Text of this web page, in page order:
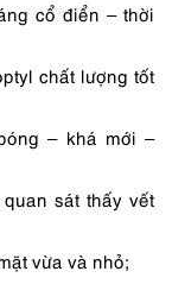
cổ điển – thời
chất lượng tốt
– khá mới –
sát thấy vết
vừa và nhỏ;